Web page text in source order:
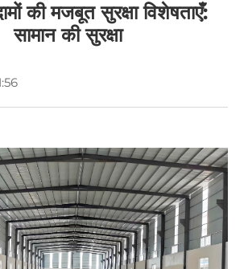
की मजबूत सुरक्षा विशेषताएँ:
सामान की सुरक्षा